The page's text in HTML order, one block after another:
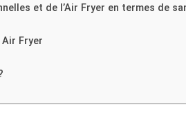
et de l’Air Fryer en termes de
Fryer